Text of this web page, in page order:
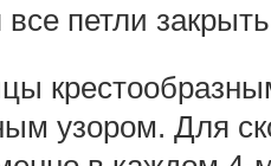
все петли
узором. Для